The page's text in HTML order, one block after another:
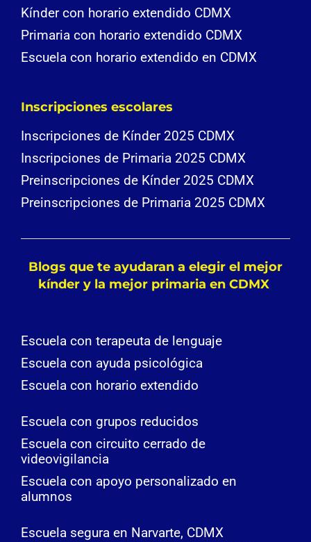
Kínder con horario extendido CDMX
Primaria con horario extendido CDMX
Escuela con horario extendido en CDMX
Inscripciones escolares
Inscripciones de Kínder 2025 CDMX
Inscripciones de Primaria 2025 CDMX
Preinscripciones de Kínder 2025 CDMX
Preinscripciones de Primaria 2025 CDMX
Blogs que te ayudaran a elegir el mejor
kínder y la mejor primaria en CDMX
Escuela con terapeuta de lenguaje
Escuela con ayuda psicológica
Escuela con horario extendido
Escuela con grupos reducidos
Escuela con circuito cerrado de
videovigilancia
Escuela con apoyo personalizado en
alumnos
Escuela segura en Narvarte, CDMX